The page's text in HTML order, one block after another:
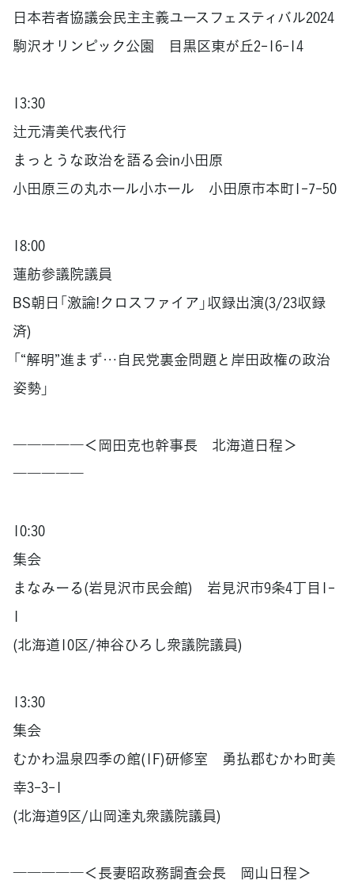
日本若者協議会民主主義ユースフェスティバル2024
駒沢オリンピック公園 目黒区東が丘2-16-14
13:30
辻元清美代表代行
まっとうな政治を語る会in小田原
小田原三の丸ホール小ホール 小田原市本町1-7-50
18:00
蓮舫参議院議員
BS朝日「激論!クロスファイア」収録出演(3/23収録
済)
「“解明”進まず…自民党裏金問題と岸田政権の政治
姿勢」
―――――＜岡田克也幹事長 北海道日程＞
―――――
10:30
集会
まなみーる(岩見沢市民会館) 岩見沢市9条4丁目1-
1
(北海道10区/神谷ひろし衆議院議員)
13:30
集会
むかわ温泉四季の館(1F)研修室 勇払郡むかわ町美
幸3-3-1
(北海道9区/山岡達丸衆議院議員)
―――――＜長妻昭政務調査会長 岡山日程＞